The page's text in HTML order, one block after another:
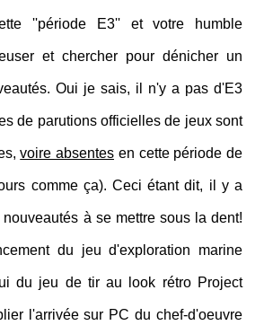
''période E3'' et votre humble
et chercher pour dénicher un
Oui je sais, il n'y a pas d'E3
de parutions officielles de jeux sont
voire absentes en cette période de
comme ça). Ceci étant dit, il y a
à se mettre sous la dent!
du jeu d'exploration marine
du jeu de tir au look rétro Project
l'arrivée sur PC du chef-d'oeuvre